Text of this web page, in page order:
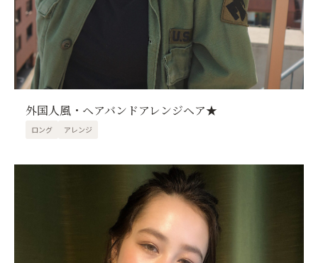
外国人風・ヘアバンドアレンジヘア★
ロング アレンジ